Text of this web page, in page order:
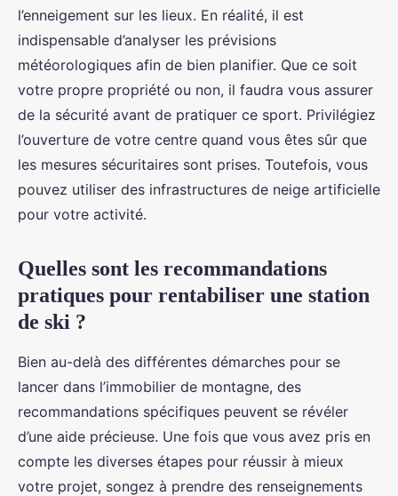
l’enneigement sur les lieux. En réalité, il est
indispensable d’analyser les prévisions
météorologiques afin de bien planifier. Que ce soit
votre propre propriété ou non, il faudra vous assurer
de la sécurité avant de pratiquer ce sport. Privilégiez
l’ouverture de votre centre quand vous êtes sûr que
les mesures sécuritaires sont prises. Toutefois, vous
pouvez utiliser des infrastructures de neige artificielle
pour votre activité.
Quelles sont les recommandations
pratiques pour rentabiliser une station
de ski ?
Bien au-delà des différentes démarches pour se
lancer dans l’immobilier de montagne, des
recommandations spécifiques peuvent se révéler
d’une aide précieuse. Une fois que vous avez pris en
compte les diverses étapes pour réussir à mieux
votre projet, songez à prendre des renseignements